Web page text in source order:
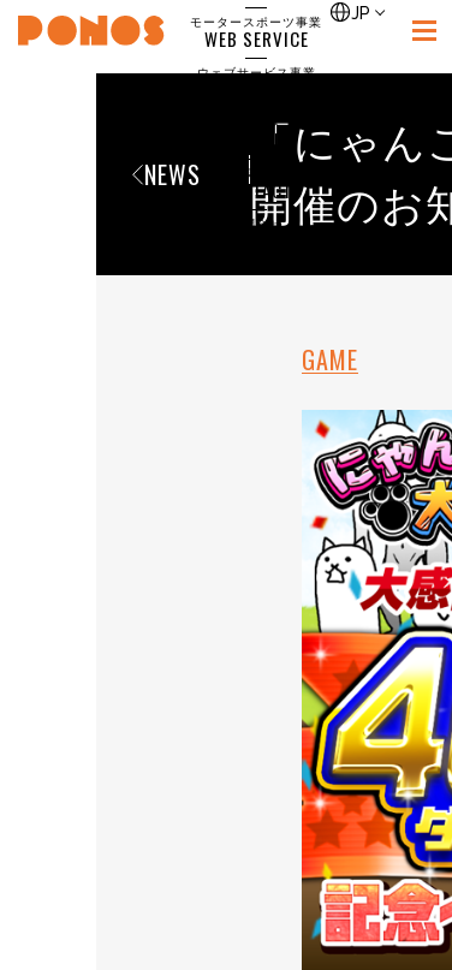
PONOS
モータースポーツ事業
WEB SERVICE
ウェブサービス事業
ニュース
RECRUIT
ポノス採用サイト
CONTACT
お問合せ
JP
NEWS
「にゃ
開催のお
GAME